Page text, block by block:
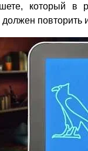
который в
должен